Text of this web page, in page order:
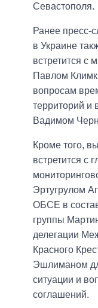
Севастополя.
Ранее пресс-
в Украине
встретится с
Павлом
вопросам
территорий и
Вадимом
Кроме того,
встретится с
Эртугрулом
ОБСЕ в
группы
делегации
Красного
Эшлиманом
ситуации и
соглашений.